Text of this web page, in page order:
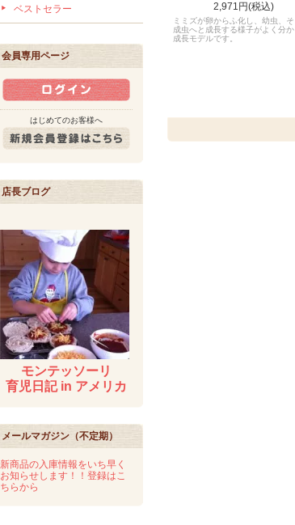
ベストセラー
会員専用ページ
はじめてのお客様へ
店長ブログ
モンテッソーリ
育児日記 in アメリカ
メールマガジン（不定期）
新商品の入庫情報をいち早く
お知らせします！！登録はこ
ちらから
2,971円(税込)
ミミズが卵からふ化し、幼虫、
成虫へと成長する様子がよく分か
成長モデルです。